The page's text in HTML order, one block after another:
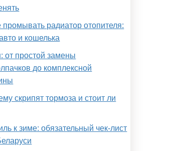
промывать радиатор отопителя:
и кошелька
от простой замены
до комплексной
скрипят тормоза и стоит ли
к зиме: обязательный чек-лист